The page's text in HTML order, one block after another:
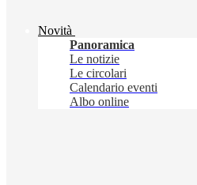
Novità
Panoramica
Le notizie
Le circolari
Calendario eventi
Albo online